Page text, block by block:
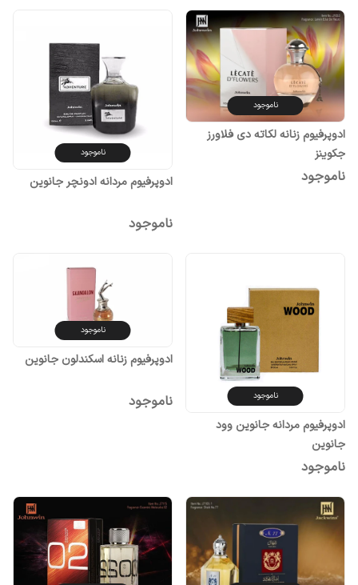
ناموجود
ادوپرفیوم زنانه لکاته دی فلاورز
جکوینز
ناموجود
ناموجود
ادوپرفیوم مردانه ادونچر جانوین
ناموجود
ناموجود
ادوپرفیوم مردانه جانوین وود
جانوین
ناموجود
ناموجود
ادوپرفیوم زنانه اسکندلون جانوین
ناموجود